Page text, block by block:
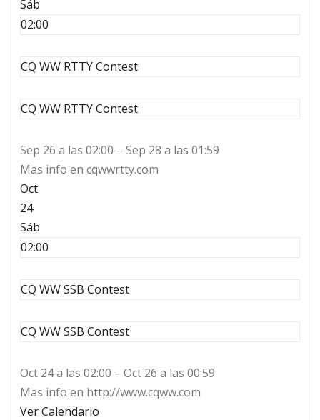
Sáb
02:00
CQ WW RTTY Contest
CQ WW RTTY Contest
Sep 26 a las 02:00 – Sep 28 a las 01:59
Mas info en cqwwrtty.com
Oct
24
Sáb
02:00
CQ WW SSB Contest
CQ WW SSB Contest
Oct 24 a las 02:00 – Oct 26 a las 00:59
Mas info en http://www.cqww.com
Ver Calendario